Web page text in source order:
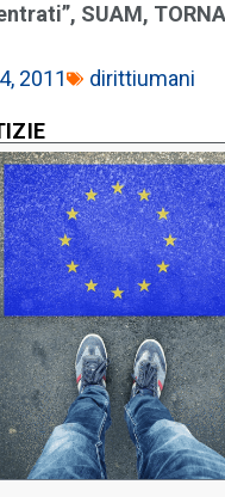
SUAM,
2011 dirittiumani